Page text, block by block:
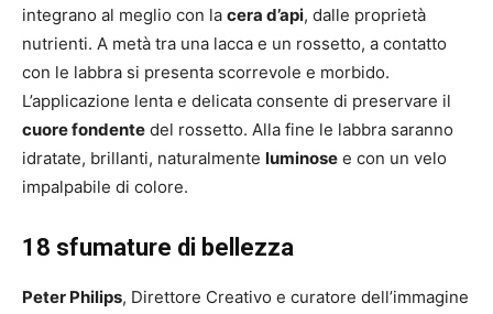
integrano al meglio con la cera d’api, dalle proprietà
nutrienti. A metà tra una lacca e un rossetto, a contatto
con le labbra si presenta scorrevole e morbido.
L’applicazione lenta e delicata consente di preservare il
cuore fondente del rossetto. Alla fine le labbra saranno
idratate, brillanti, naturalmente luminose e con un velo
impalpabile di colore.
18 sfumature di bellezza
Peter Philips, Direttore Creativo e curatore dell’immagine